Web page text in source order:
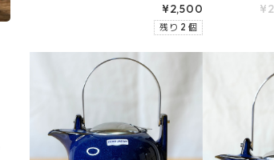
¥2,500
残り 2 個